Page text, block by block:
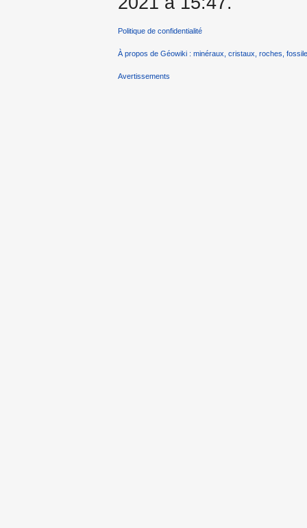
Politique de confidentialité
À propos de Géowiki : minéraux, cristaux, roches,
Avertissements